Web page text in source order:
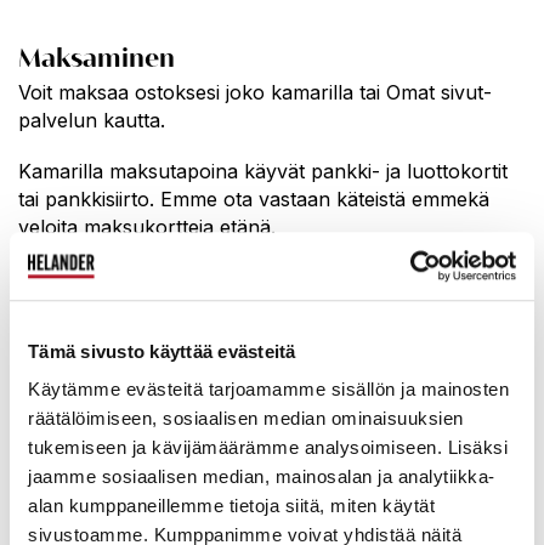
Tämä sivusto käyttää evästeitä
Käytämme evästeitä tarjoamamme sisällön ja mainosten
räätälöimiseen, sosiaalisen median ominaisuuksien
tukemiseen ja kävijämäärämme analysoimiseen. Lisäksi
jaamme sosiaalisen median, mainosalan ja analytiikka-
alan kumppaneillemme tietoja siitä, miten käytät
sivustoamme. Kumppanimme voivat yhdistää näitä
Maksaminen
Voit maksaa ostoksesi joko kamarilla tai Omat sivut-
palvelun kautta.
Kamarilla maksutapoina käyvät pankki- ja luottokortit
tai pankkisiirto. Emme ota vastaan käteistä emmekä
veloita maksukortteja etänä.
Omat sivut -palvelusta näet huutokaupan jälkeen
ostoksiesi laskun. Voit maksaa ostoksesi palvelun
avulla.
Nouto
Esineet on noudettava 7 vuorokauden kuluessa
huutokaupasta. Voit noutaa ostoksesi myös
huutokaupan aikana. Huomioithan kuitenkin, että
tavaran luovutus ja kassapiste sulkeutuvat 30